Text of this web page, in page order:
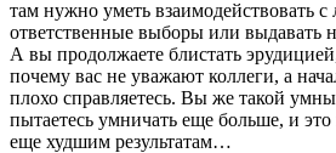
там нужно уметь взаимодействовать
ответственные выборы или выдавать
А вы продолжаете блистать
почему вас не уважают коллеги, а
плохо справляетесь. Вы же такой
пытаетесь умничать еще больше, и
еще худшим результатам…